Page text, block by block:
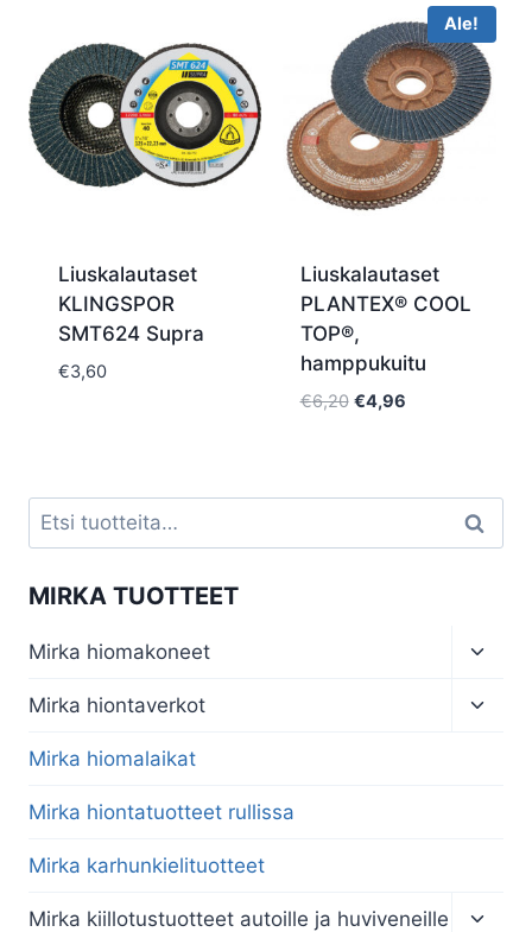
Liuskalautaset
KLINGSPOR
SMT624 Supra
€3,60
Ale!
Liuskalautaset
PLANTEX® COOL
TOP®,
hamppukuitu
€6,20 Alkuperäinen
€4,96Nykyinen
Etsi: Haku
MIRKA TUOTTEET
Mirka hiomakoneet
menu
Mirka hiontaverkot
Mirka hiomalaikat
Mirka hiontatuotteet rullissa
Mirka karhunkielituotteet
Mirka kiillotustuotteet autoille ja huviveneille